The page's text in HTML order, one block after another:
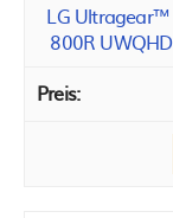
LG Ultragear™
800R